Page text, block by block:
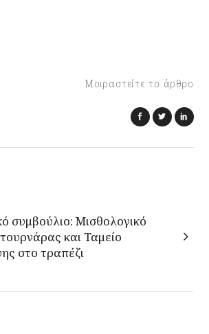
Μοιραστείτε το άρθρο
συμβούλιο: Μισθολογικό
και Ταμείο
στο τραπέζι